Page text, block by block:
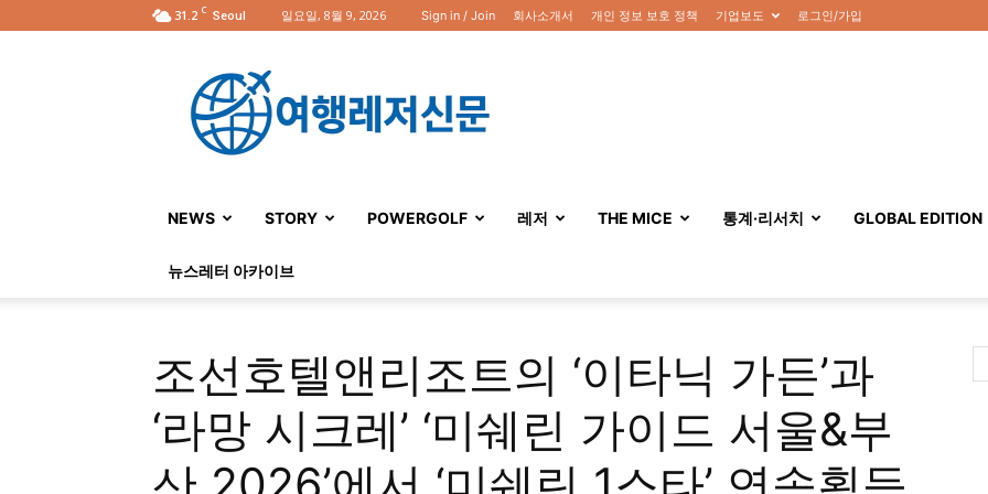
31.2 C Seoul 일요일, 8월 9, 2026 Sign in / Join 회사소개서 개인 정보 보호 정책 기업보도 로그인/가입
행
레
NEWS
STORY POWERGOLF 레저 THE MICE 통계·리서치 GLOBAL EDITION
뉴스레터 아카이브
조선호텔앤리조트의 ‘이타닉 가든’과
‘라망 시크레’ ‘미쉐린 가이드 서울&부